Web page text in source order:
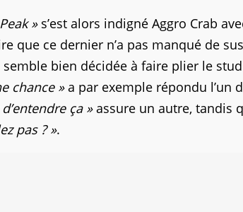
»s’est alors indigné Aggro Crab
que ce dernier n’a pas manqué de
bien décidée à faire plier le
chance »a par exemple répondu l’un
ça »assure un autre, tandis
pas ? ».